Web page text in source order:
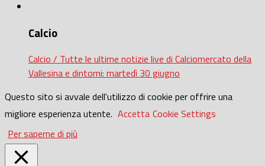
Calcio
Calcio / Tutte le ultime notizie live di Calciomercato della
Vallesina e dintorni: martedì 30 giugno
Questo sito si avvale dell'utilizzo di cookie per offrire una
migliore esperienza utente. Accetta Cookie Settings
Per saperne di più